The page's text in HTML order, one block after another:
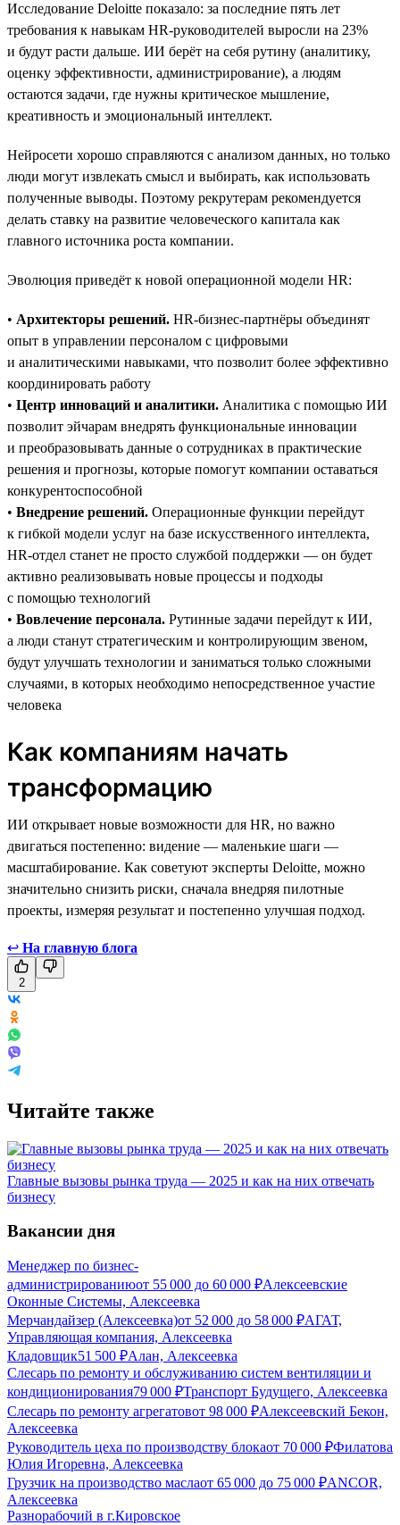
Исследование Deloitte показало: за последние пять лет
требования к навыкам HR-руководителей выросли на 23%
и будут расти дальше. ИИ берёт на себя рутину (аналитику,
оценку эффективности, администрирование), а людям
остаются задачи, где нужны критическое мышление,
креативность и эмоциональный интеллект.
Нейросети хорошо справляются с анализом данных, но только
люди могут извлекать смысл и выбирать, как использовать
полученные выводы. Поэтому рекрутерам рекомендуется
делать ставку на развитие человеческого капитала как
главного источника роста компании.
Эволюция приведёт к новой операционной модели HR:
• Архитекторы решений. HR-бизнес-партнёры объединят
опыт в управлении персоналом с цифровыми
и аналитическими навыками, что позволит более эффективно
координировать работу
• Центр инноваций и аналитики. Аналитика с помощью ИИ
позволит эйчарам внедрять функциональные инновации
и преобразовывать данные о сотрудниках в практические
решения и прогнозы, которые помогут компании оставаться
конкурентоспособной
• Внедрение решений. Операционные функции перейдут
к гибкой модели услуг на базе искусственного интеллекта,
HR-отдел станет не просто службой поддержки — он будет
активно реализовывать новые процессы и подходы
с помощью технологий
• Вовлечение персонала. Рутинные задачи перейдут к ИИ,
а люди станут стратегическим и контролирующим звеном,
будут улучшать технологии и заниматься только сложными
случаями, в которых необходимо непосредственное участие
человека
Как компаниям начать
трансформацию
ИИ открывает новые возможности для HR, но важно
двигаться постепенно: видение — маленькие шаги —
масштабирование. Как советуют эксперты Deloitte, можно
значительно снизить риски, сначала внедряя пилотные
проекты, измеряя результат и постепенно улучшая подход.
↩ На главную блога
2
Читайте также
Главные вызовы рынка труда — 2025 и как на них отвечать
бизнесу
Вакансии дня
Менеджер по бизнес-
администрированиюот 55 000 до 60 000 ₽Алексеевские
Оконные Системы, Алексеевка
Мерчандайзер (Алексеевка)от 52 000 до 58 000 ₽АГАТ,
Управляющая компания, Алексеевка
Кладовщик51 500 ₽Алан, Алексеевка
Слесарь по ремонту и обслуживанию систем вентиляции и
кондиционирования79 000 ₽Транспорт Будущего, Алексеевка
Слесарь по ремонту агрегатовот 98 000 ₽Алексеевский Бекон,
Алексеевка
Руководитель цеха по производству блокаот 70 000 ₽Филатова
Юлия Игоревна, Алексеевка
Грузчик на производство маслаот 65 000 до 75 000 ₽ANCOR,
Алексеевка
Разнорабочий в г.Кировское